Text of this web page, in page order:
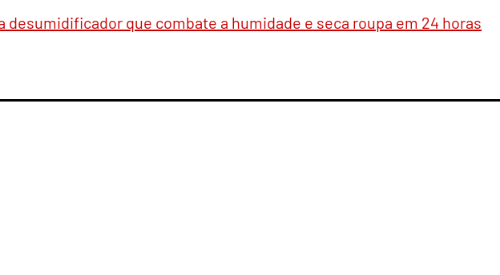
desumidificador que combate a humidade e seca roupa em 24 horas